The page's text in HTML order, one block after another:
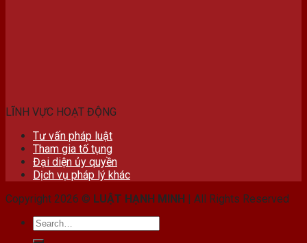
LĨNH VỰC HOẠT ĐỘNG
Tư vấn pháp luật
Tham gia tố tụng
Đại diện ủy quyền
Dịch vụ pháp lý khác
Copyright 2026 © LUẬT HẠNH MINH | All Rights Reserved